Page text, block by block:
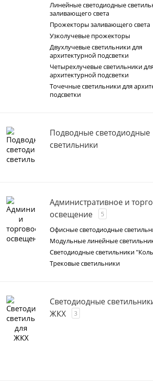
Линейные светодиодные
заливающего света
Прожекторы заливающего света
Узколучевые прожекторы
Двухлучевые светильники для
архитектурной подсветки
Четырехлучевые светильники
архитектурной подсветки
Точечные светильники для
подсветки
Подводные светодиодные
светильники
Административное и
освещение
5
Офисные светодиодные
Модульные линейные
Светодиодные светильники
Трековые светильники
Светодиодные
ЖКХ
3